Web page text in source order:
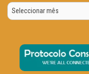
Por
Data